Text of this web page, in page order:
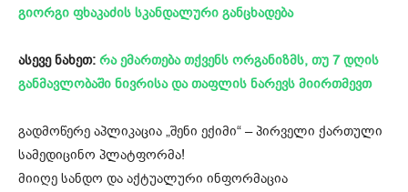
გიორგი ფხაკაძის სკანდალური განცხადება
ასევე ნახეთ: რა ემართება თქვენს ორგანიზმს, თუ 7 დღის
განმავლობაში ნივრისა და თაფლის ნარევს მიირთმევთ
გადმოწერე აპლიკაცია „შენი ექიმი“ – პირველი ქართული
სამედიცინო პლატფორმა!
მიიღე სანდო და აქტუალური ინფორმაცია